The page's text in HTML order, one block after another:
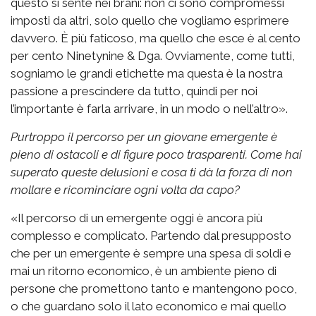
questo si sente nei brani: non ci sono compromessi
imposti da altri, solo quello che vogliamo esprimere
davvero. È più faticoso, ma quello che esce è al cento
per cento Ninetynine & Dga. Ovviamente, come tutti,
sogniamo le grandi etichette ma questa è la nostra
passione a prescindere da tutto, quindi per noi
l’importante è farla arrivare, in un modo o nell’altro».
Purtroppo il percorso per un giovane emergente è
pieno di ostacoli e di figure poco trasparenti. Come hai
superato queste delusioni e cosa ti dà la forza di non
mollare e ricominciare ogni volta da capo?
«Il percorso di un emergente oggi è ancora più
complesso e complicato. Partendo dal presupposto
che per un emergente è sempre una spesa di soldi e
mai un ritorno economico, è un ambiente pieno di
persone che promettono tanto e mantengono poco,
o che guardano solo il lato economico e mai quello